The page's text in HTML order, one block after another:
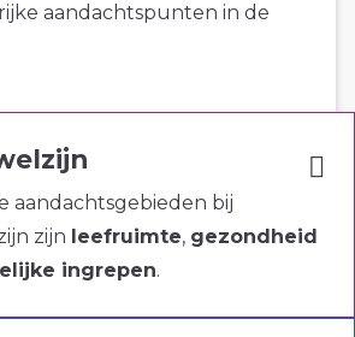
aandachtspunten in de
aandachtsgebieden bij
zijn leefruimte, gezondheid
ingrepen.